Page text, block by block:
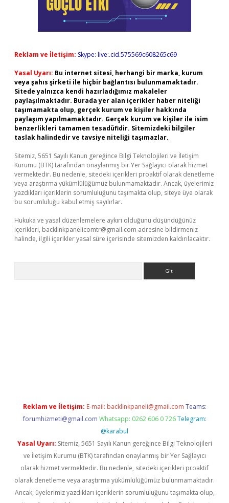
Reklam ve İletişim: Skype: live:.cid.575569c608265c69
Yasal Uyarı: Bu internet sitesi, herhangi bir marka, kurum
veya şahıs şirketi ile hiçbir bağlantısı bulunmamaktadır.
Sitede yalnızca kendi hazırladığımız makaleler
paylaşılmaktadır. Burada yer alan içerikler haber niteliği
taşımamakta olup, gerçek kurum ve kişiler hakkında
paylaşım yapılmamaktadır. Gerçek kurum ve kişiler ile isim
benzerlikleri tamamen tesadüfidir. Sitemizdeki bilgiler
taslak halindedir ve tavsiye niteliği taşımazlar.
Sitemiz, 5651 Sayılı Kanun gereğince Bilgi Teknolojileri ve İletişim
Kurumu (BTK) tarafından onaylanmış bir Yer Sağlayıcı olarak hizmet
vermektedir. Bu nedenle, sitedeki içerikleri proaktif olarak denetleme
veya araştırma yükümlülüğümüz bulunmamaktadır. Ancak, üyelerimiz
yazdıkları içeriklerin sorumluluğunu taşımakta olup, siteye üye olarak
bu sorumluluğu kabul etmiş sayılırlar.
Hukuka ve yasal düzenlemelere aykırı olduğunu düşündüğünüz
içerikleri, backlinkpanelicomtr@gmail.com adresine bildirmeniz
halinde, ilgili içerikler yasal süre içerisinde sitemizden kaldırılacaktır.
Reklam ve İletişim: E-mail: backlinkpaneli@gmail.com Teams:
forumhizmeti@gmail.com Whatsapp: 0262 606 0 726 Telegram:
@karabul
Yasal Uyarı: Sitemiz, 5651 Sayılı Kanun gereğince Bilgi Teknolojileri
ve İletişim Kurumu (BTK) tarafından onaylanmış bir Yer Sağlayıcı
olarak hizmet vermektedir. Bu nedenle, sitedeki içerikleri proaktif
olarak denetleme veya araştırma yükümlülüğümüz bulunmamaktadır.
Ancak, üyelerimiz yazdıkları içeriklerin sorumluluğunu taşımakta olup,